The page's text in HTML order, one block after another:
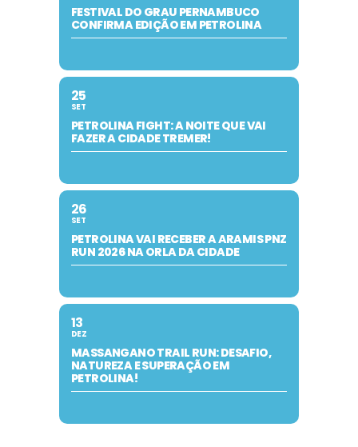
FESTIVAL DO GRAU PERNAMBUCO
CONFIRMA EDIÇÃO EM PETROLINA
25
SET
PETROLINA FIGHT: A NOITE QUE VAI
FAZER A CIDADE TREMER!
26
SET
PETROLINA VAI RECEBER A ARAMIS PNZ
RUN 2026 NA ORLA DA CIDADE
13
DEZ
MASSANGANO TRAIL RUN: DESAFIO,
NATUREZA E SUPERAÇÃO EM
PETROLINA!